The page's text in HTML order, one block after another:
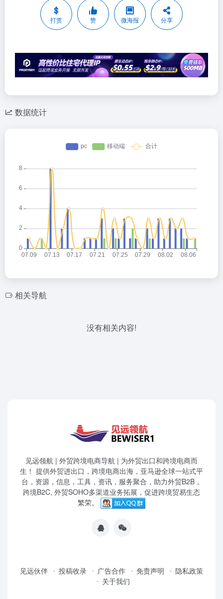
打赏 赞 微海报 分享
数据统计
相关导航
没有相关内容!
见远领航 | 外贸跨境电商导航 | 为外贸出口和跨境电商而
生！ 提供外贸进出口，跨境电商出海，亚马逊全球一站式平
台，资源，信息，工具，资讯，服务聚合，助力外贸B2B，
跨境B2C, 外贸SOHO多渠道业务拓展，促进跨境贸易生态
繁荣。
见远伙伴 投稿收录 广告合作 免责声明
隐私政策
关于我们